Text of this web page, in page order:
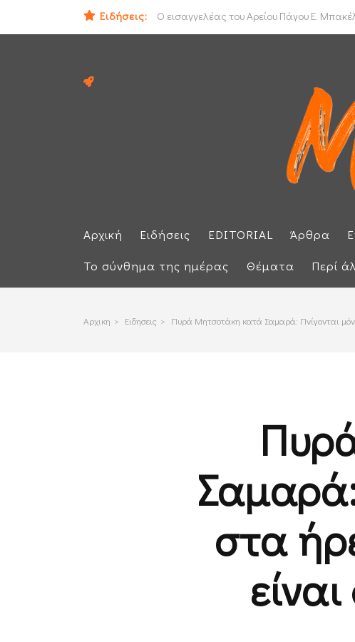
Ειδήσεις:
Ο εισαγγελέας του Αρείου Πάγου Ε.
ΟΟΣΑ: Στην τελευταία θέση η Ελλάδα για
Αρχική Ειδήσεις EDITORIAL Άρθρα
Το σύνθημα της ημέρας
Θέματα Περί
Αρχικη > Ειδησεις > Πυρά Μητσοτάκη κατά Σαμαρά: Πνίγονται
Σαμαρά:
στα